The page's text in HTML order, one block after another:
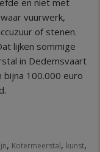
vuurwerk,
of stenen.
lijken sommige
in Dedemsvaart
100.000 euro
, Kotermeerstal, kunst,